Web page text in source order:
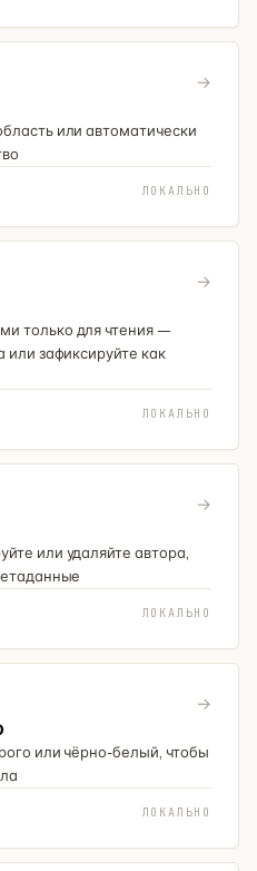
→
или автоматически
ЛОКАЛЬНО
→
только для чтения —
или зафиксируйте как
ЛОКАЛЬНО
→
или удаляйте автора,
ЛОКАЛЬНО
→
или чёрно-белый, чтобы
ЛОКАЛЬНО